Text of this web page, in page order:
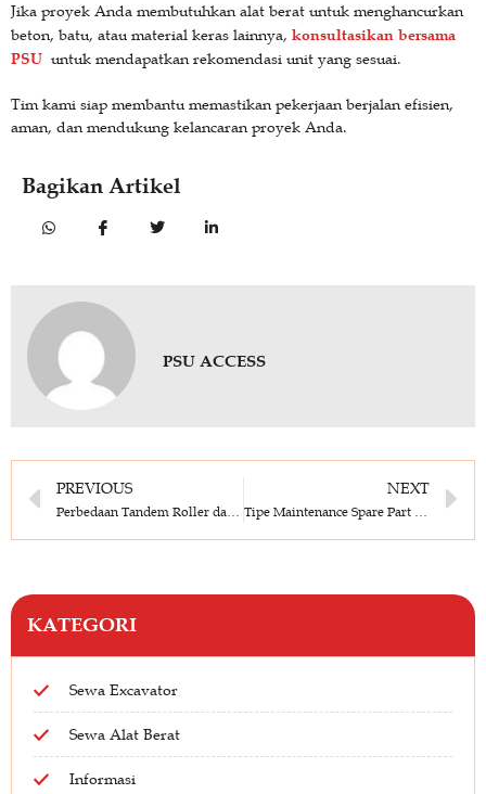
Jika proyek Anda membutuhkan alat berat untuk menghancurkan
beton, batu, atau material keras lainnya, konsultasikan bersama
PSU untuk mendapatkan rekomendasi unit yang sesuai.
Tim kami siap membantu memastikan pekerjaan berjalan efisien,
aman, dan mendukung kelancaran proyek Anda.
Bagikan Artikel
PSU ACCESS
PREVIOUS NEXT
KATEGORI
Sewa Excavator
Sewa Alat Berat
Informasi